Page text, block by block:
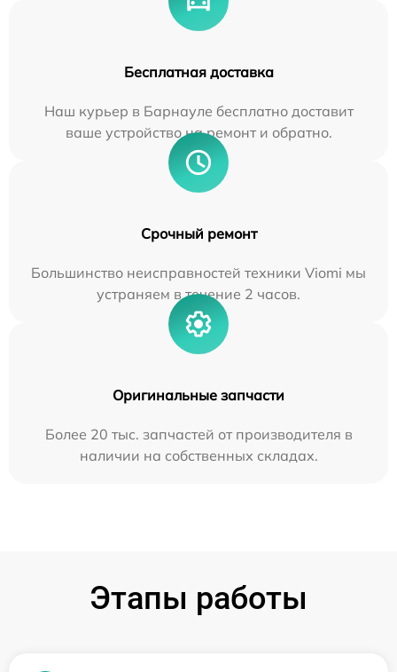
Бесплатная доставка
Наш курьер в Барнауле бесплатно доставит
ваше устройство на ремонт и обратно.
Срочный ремонт
Большинство неисправностей техники Viomi мы
устраняем в течение 2 часов.
Оригинальные запчасти
Более 20 тыс. запчастей от производителя в
наличии на собственных складах.
Этапы работы